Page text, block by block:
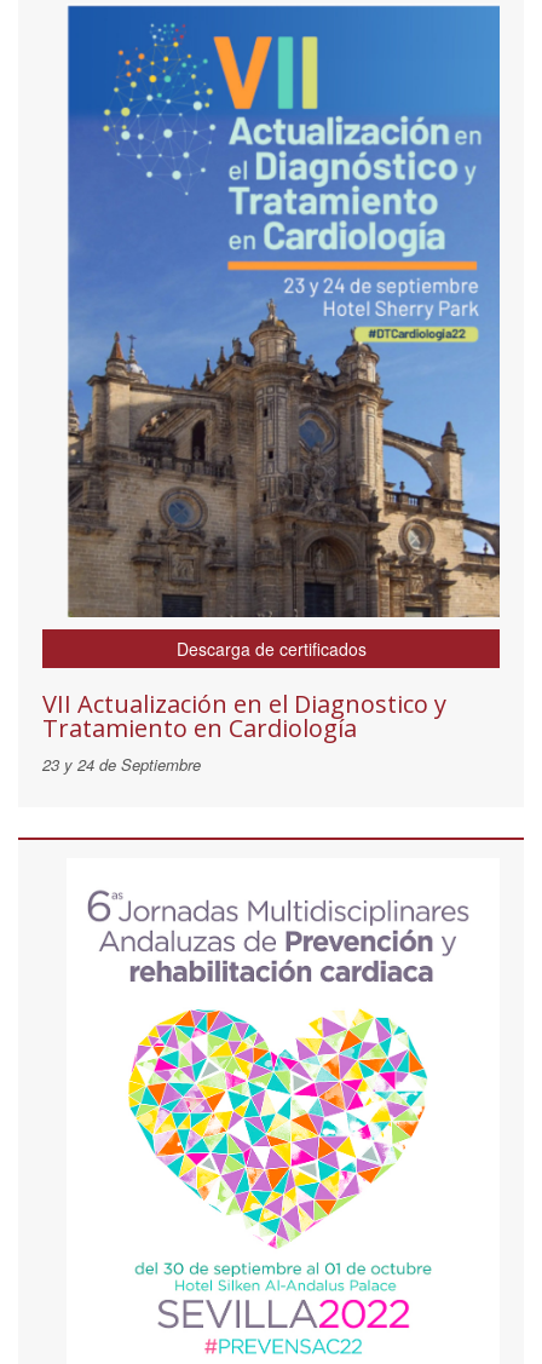
Descarga de certificados
VII Actualización en el Diagnostico y
Tratamiento en Cardiología
23 y 24 de Septiembre